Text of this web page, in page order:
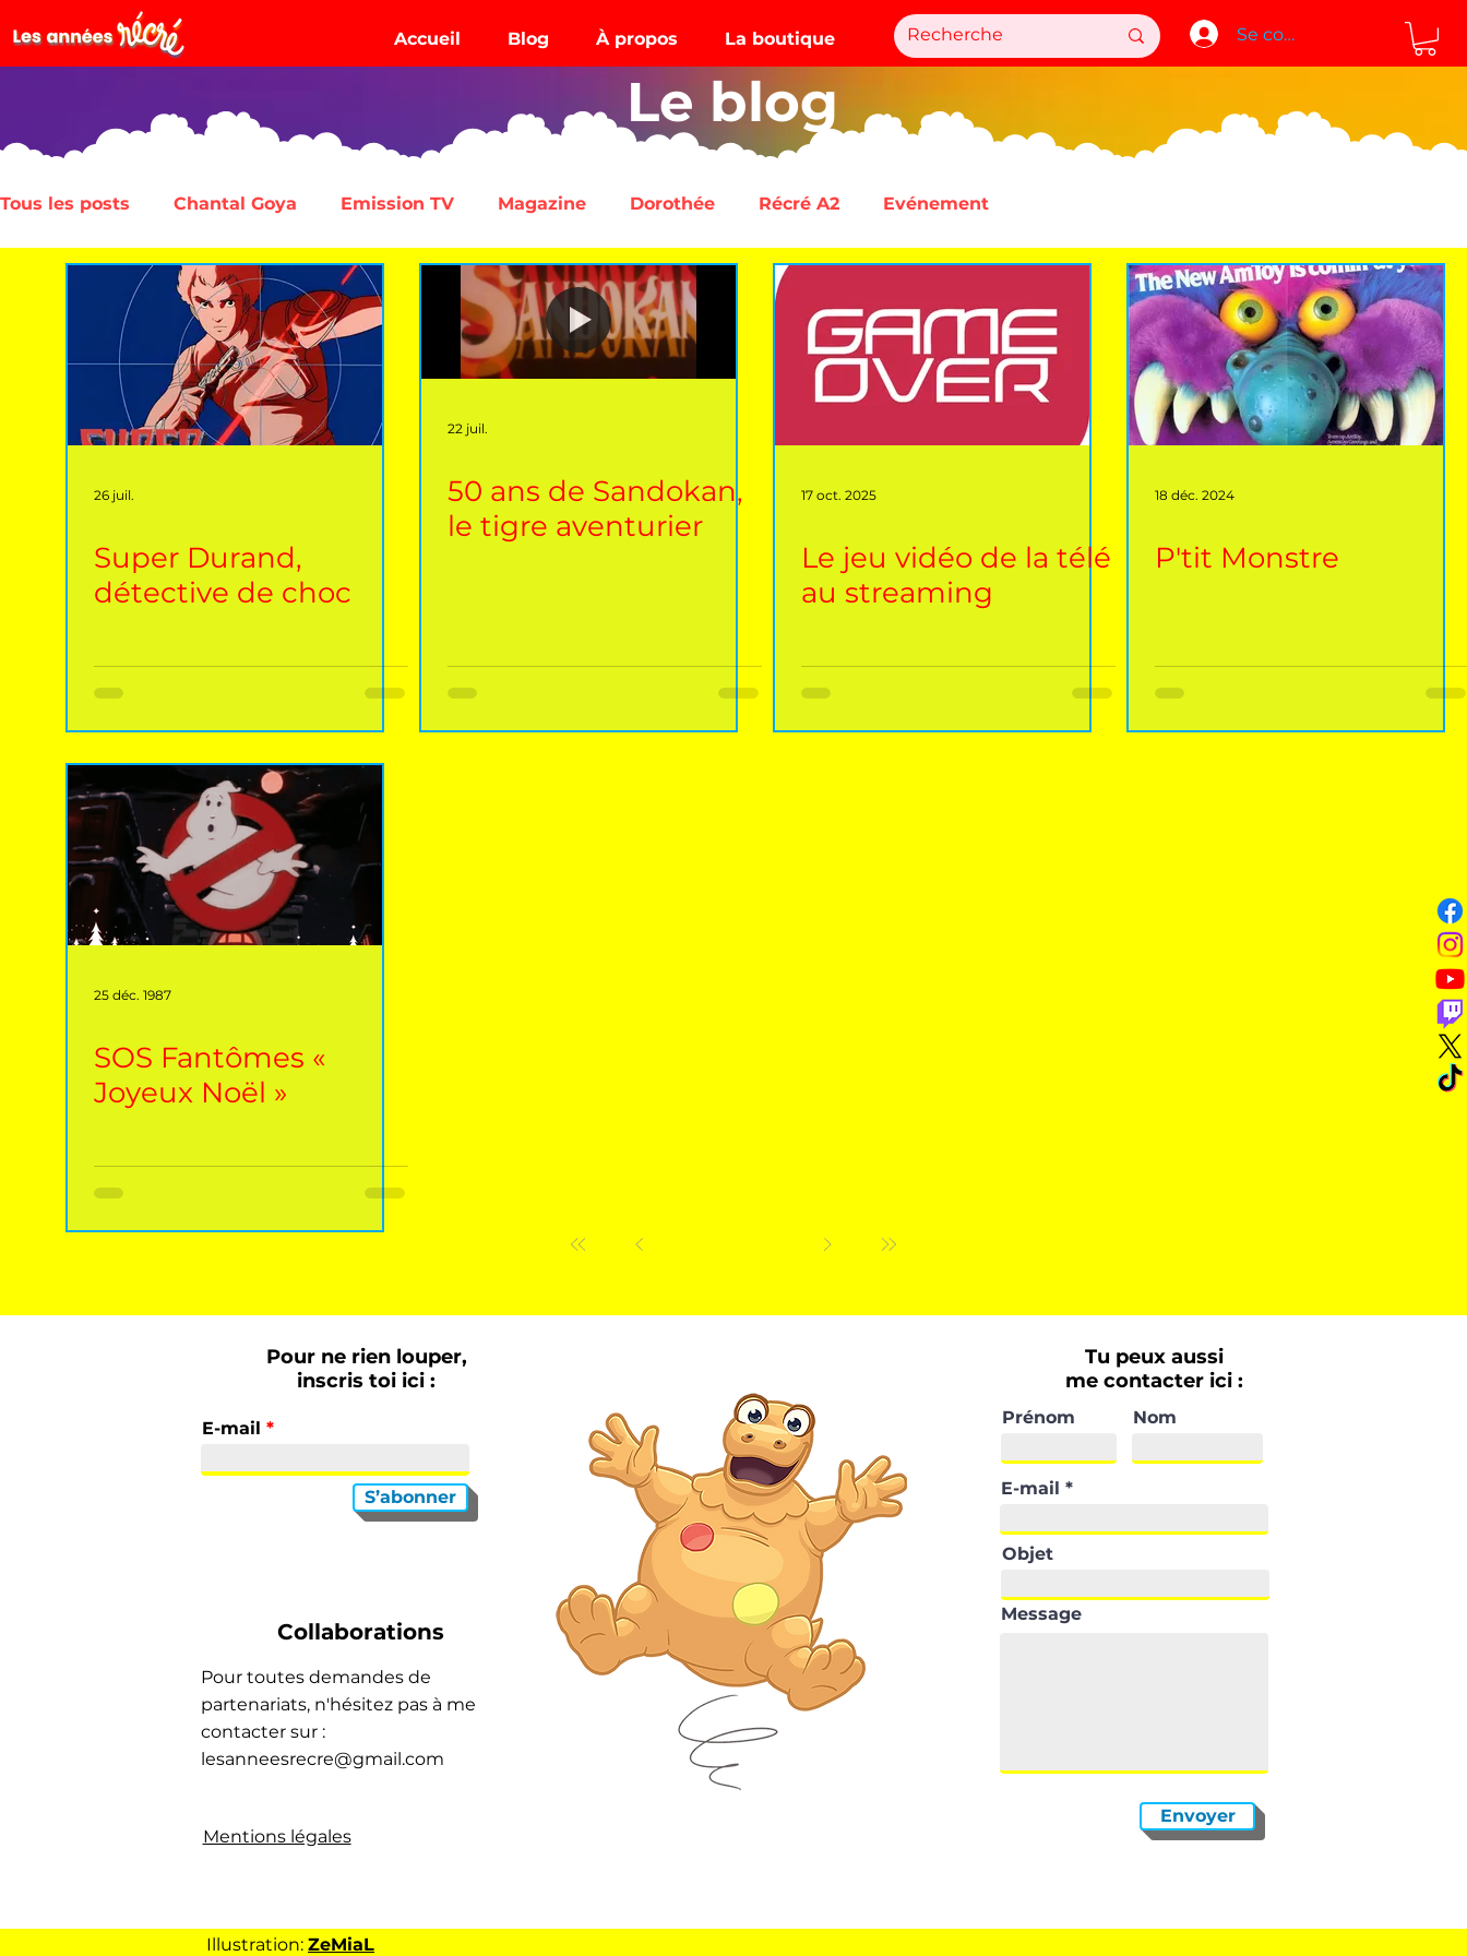
Accueil Blog À propos La boutique Se connecter
Le blog
Tous les posts Chantal Goya Emission TV Magazine Dorothée Récré A2 Evénement
26 juil.
Super Durand,
détective de choc
22 juil.
50 ans de Sandokan,
le tigre aventurier
17 oct. 2025
Le jeu vidéo de la télé
au streaming
18 déc. 2024
P'tit Monstre
25 déc. 1987
SOS Fantômes «
Joyeux Noël »
Pour ne rien louper,
inscris toi ici :
E-mail
S’abonner
Collaborations
Pour toutes demandes de
partenariats, n'hésitez pas à me
contacter sur :
lesanneesrecre@gmail.com
Mentions légales
Tu peux aussi
me contacter ici :
Prénom Nom
E-mail
Objet
Message
Envoyer
Illustration: ZeMiaL